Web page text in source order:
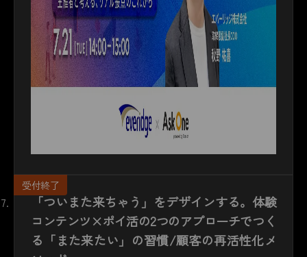
「ついまた来ちゃう」をデザインする。体験
コンテンツ×ポイ活の2つのアプローチでつく
る「また来たい」の習慣/顧客の再活性化メ